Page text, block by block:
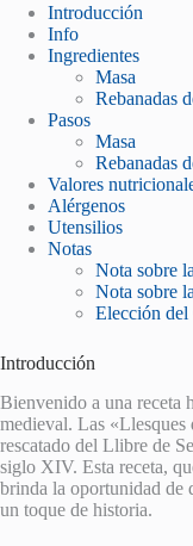
Introducción
Info
Ingredientes
Masa
Rebanadas
Pasos
Masa
Rebanadas
Valores
Alérgenos
Utensilios
Notas
Nota sobre
Nota sobre
Elección del
Introducción
Bienvenido a una receta
medieval. Las
rescatado del Llibre de
siglo XIV. Esta receta,
brinda la oportunidad de
un toque de historia.